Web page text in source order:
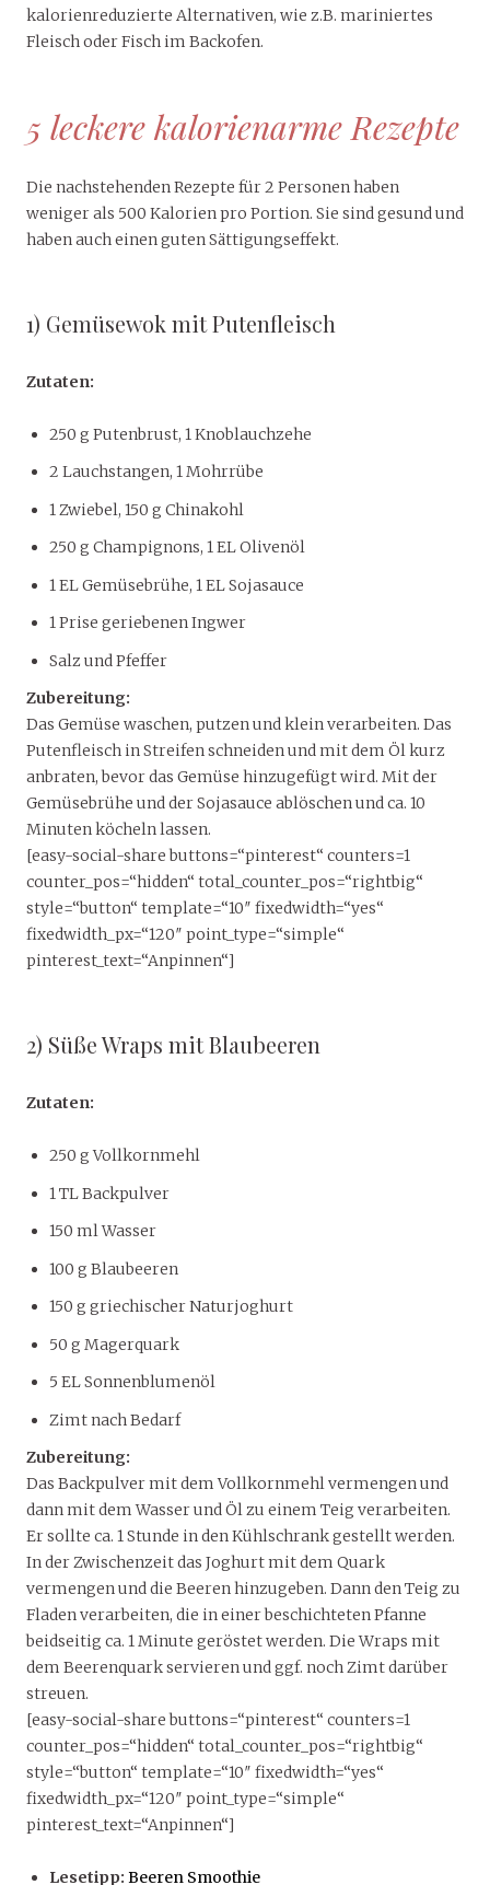
kalorienreduzierte Alternativen, wie z.B. mariniertes
Fleisch oder Fisch im Backofen.
5 leckere kalorienarme Rezepte
Die nachstehenden Rezepte für 2 Personen haben
weniger als 500 Kalorien pro Portion. Sie sind gesund und
haben auch einen guten Sättigungseffekt.
1) Gemüsewok mit Putenfleisch
Zutaten:
250 g Putenbrust, 1 Knoblauchzehe
2 Lauchstangen, 1 Mohrrübe
1 Zwiebel, 150 g Chinakohl
250 g Champignons, 1 EL Olivenöl
1 EL Gemüsebrühe, 1 EL Sojasauce
1 Prise geriebenen Ingwer
Salz und Pfeffer
Zubereitung:
Das Gemüse waschen, putzen und klein verarbeiten. Das
Putenfleisch in Streifen schneiden und mit dem Öl kurz
anbraten, bevor das Gemüse hinzugefügt wird. Mit der
Gemüsebrühe und der Sojasauce ablöschen und ca. 10
Minuten köcheln lassen.
[easy-social-share buttons=“pinterest“ counters=1
counter_pos=“hidden“ total_counter_pos=“rightbig“
style=“button“ template=“10″ fixedwidth=“yes“
fixedwidth_px=“120″ point_type=“simple“
pinterest_text=“Anpinnen“]
2) Süße Wraps mit Blaubeeren
Zutaten:
250 g Vollkornmehl
1 TL Backpulver
150 ml Wasser
100 g Blaubeeren
150 g griechischer Naturjoghurt
50 g Magerquark
5 EL Sonnenblumenöl
Zimt nach Bedarf
Zubereitung:
Das Backpulver mit dem Vollkornmehl vermengen und
dann mit dem Wasser und Öl zu einem Teig verarbeiten.
Er sollte ca. 1 Stunde in den Kühlschrank gestellt werden.
In der Zwischenzeit das Joghurt mit dem Quark
vermengen und die Beeren hinzugeben. Dann den Teig zu
Fladen verarbeiten, die in einer beschichteten Pfanne
beidseitig ca. 1 Minute geröstet werden. Die Wraps mit
dem Beerenquark servieren und ggf. noch Zimt darüber
streuen.
[easy-social-share buttons=“pinterest“ counters=1
counter_pos=“hidden“ total_counter_pos=“rightbig“
style=“button“ template=“10″ fixedwidth=“yes“
fixedwidth_px=“120″ point_type=“simple“
pinterest_text=“Anpinnen“]
Lesetipp: Beeren Smoothie